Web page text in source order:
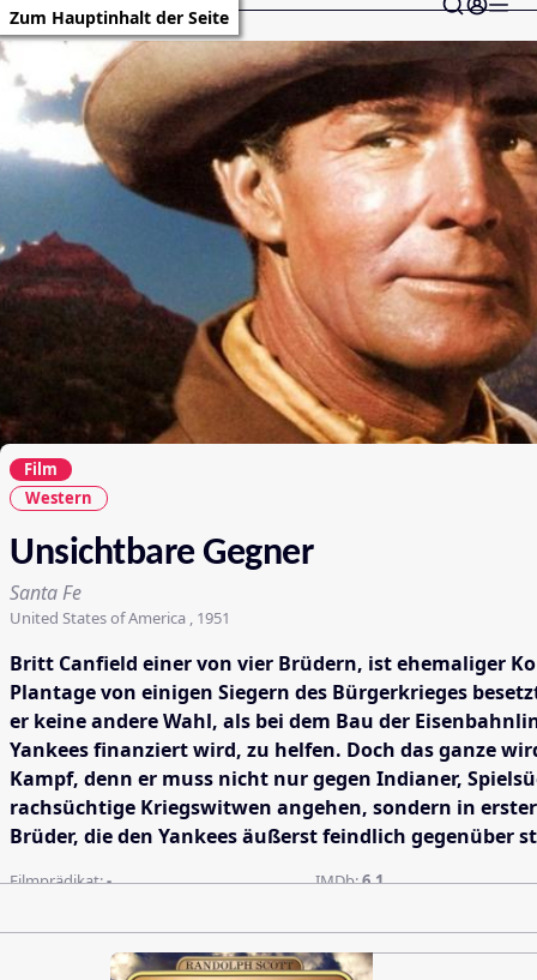
Zum Hauptinhalt der Seite
Film
Western
Unsichtbare Gegner
Santa Fe
United States of America , 1951
Britt Canfield einer von vier Brüdern, ist ehemaliger
Plantage von einigen Siegern des Bürgerkrieges
er keine andere Wahl, als bei dem Bau der
Yankees finanziert wird, zu helfen. Doch das ganze
Kampf, denn er muss nicht nur gegen Indianer,
rachsüchtige Kriegswitwen angehen, sondern in
Brüder, die den Yankees äußerst feindlich gegenüber
Filmprädikat:- IMDb:6.1